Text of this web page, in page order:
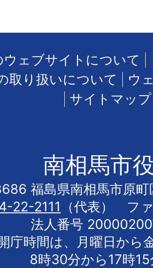
ウェブサイトについて
取り扱いについて
ウ
サイトマップ
南相馬市
福島県南相馬市原町
22-2111
（代表） フ
法人番号
庁時間は、月曜日から
8時30分から17時